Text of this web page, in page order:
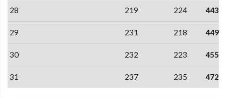
28 219 224 443
29 231 218 449
30 232 223 455
31 237 235 472